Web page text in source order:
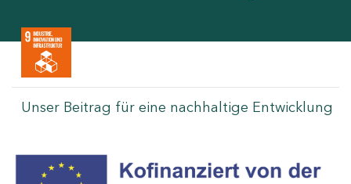
Unser Beitrag für eine nachhaltige Entwicklung